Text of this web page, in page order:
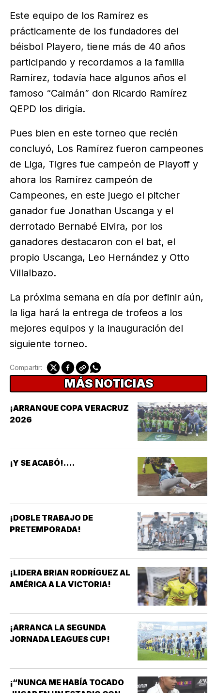
Este equipo de los Ramírez es
prácticamente de los fundadores del
béisbol Playero, tiene más de 40 años
participando y recordamos a la familia
Ramírez, todavía hace algunos años el
famoso “Caimán” don Ricardo Ramírez
QEPD los dirigía.
Pues bien en este torneo que recién
concluyó, Los Ramírez fueron campeones
de Liga, Tigres fue campeón de Playoff y
ahora los Ramírez campeón de
Campeones, en este juego el pitcher
ganador fue Jonathan Uscanga y el
derrotado Bernabé Elvira, por los
ganadores destacaron con el bat, el
propio Uscanga, Leo Hernández y Otto
Villalbazo.
La próxima semana en día por definir aún,
la liga hará la entrega de trofeos a los
mejores equipos y la inauguración del
siguiente torneo.
Compartir:
MÁS NOTICIAS
¡ARRANQUE COPA VERACRUZ
2026
¡Y SE ACABÓ!....
¡DOBLE TRABAJO DE
PRETEMPORADA!
¡LIDERA BRIAN RODRÍGUEZ AL
AMÉRICA A LA VICTORIA!
¡ARRANCA LA SEGUNDA
JORNADA LEAGUES CUP!
¡“NUNCA ME HABÍA TOCADO